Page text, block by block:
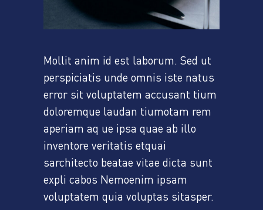
Mollit anim id est laborum. Sed ut
perspiciatis unde omnis iste natus
error sit voluptatem accusant tium
doloremque laudan tiumotam rem
aperiam aq ue ipsa quae ab illo
inventore veritatis etquai
sarchitecto beatae vitae dicta sunt
expli cabos Nemoenim ipsam
voluptatem quia voluptas sitasper.